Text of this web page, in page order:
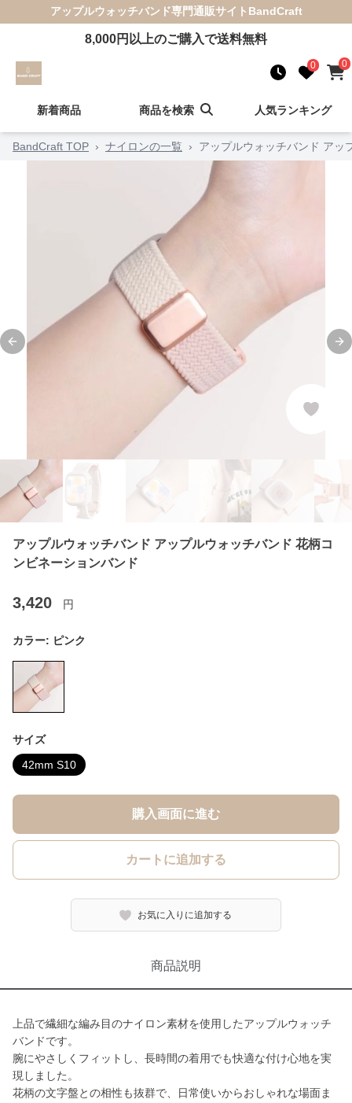
アップルウォッチバンド専門通販サイト BandCraft
8,000円以上のご購入で送料無料
0 0
新着商品 商品を検索 人気ランキング
BandCraft TOP › ナイロンの一覧 › アップルウォッチバンド アッ
Previous slide
アップルウォッチバンド アップルウォッチバンド 花柄コ
ンビネーションバンド
3,420 円
カラー: ピンク
サイズ
42mm S10
購入画面に進む
カートに追加する
お気に入りに追加する
商品説明
上品で繊細な編み目のナイロン素材を使用したアップルウォッチ
バンドです。
腕にやさしくフィットし、長時間の着用でも快適な付け心地を実
現しました。
花柄の文字盤との相性も抜群で、日常使いからおしゃれな場面ま